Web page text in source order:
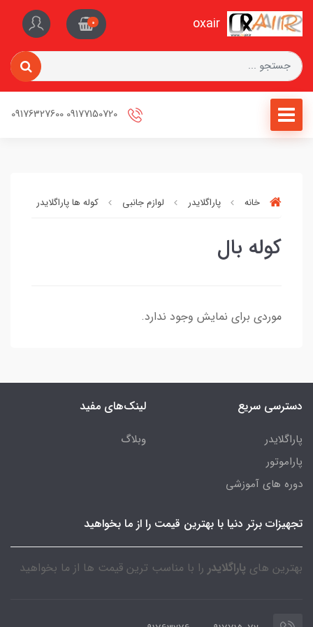
oxair
0
خانه پاراگلایدر لوازم جانبی کوله ها پاراگلایدر
کوله بال
موردی برای نمایش وجود ندارد.
دسترسی سریع
پاراگلایدر
پاراموتور
دوره های آموزشی
لینک‌های مفید
وبلاگ
تجهیزات برتر دنیا با بهترین قیمت را از ما بخواهید
بهترین های پاراگلایدر را با مناسب ترین قیمت ها از ما بخواهید